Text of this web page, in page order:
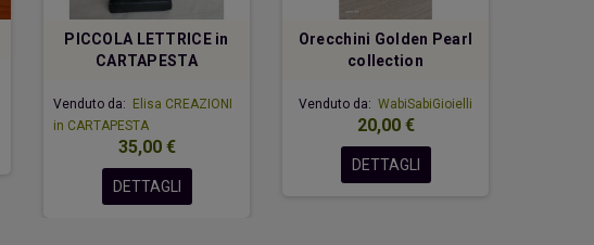
PICCOLA LETTRICE in
CARTAPESTA
Venduto da:
Elisa CREAZIONI
in CARTAPESTA
35,00 €
DETTAGLI
Orecchini Golden Pearl
collection
Venduto da: WabiSabiGioielli
20,00 €
DETTAGLI